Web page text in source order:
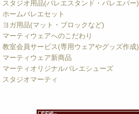
スタジオ用品(バレエスタンド・バレエバー)
ホームバレエセット
ヨガ用品(マット・ブロックなど)
マーティウェアへのこだわり
教室会員サービス(専用ウェアやグッズ作成)
マーティウェア新商品
マーティオリジナルバレエシューズ
スタジオマーティ